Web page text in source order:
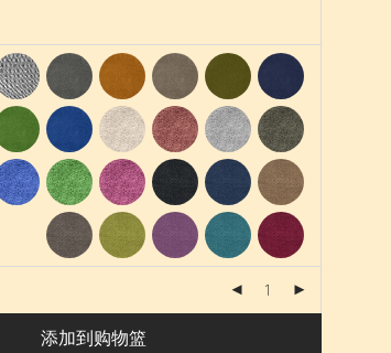
添加到购物篮